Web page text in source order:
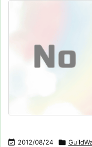
 2012/08/24 